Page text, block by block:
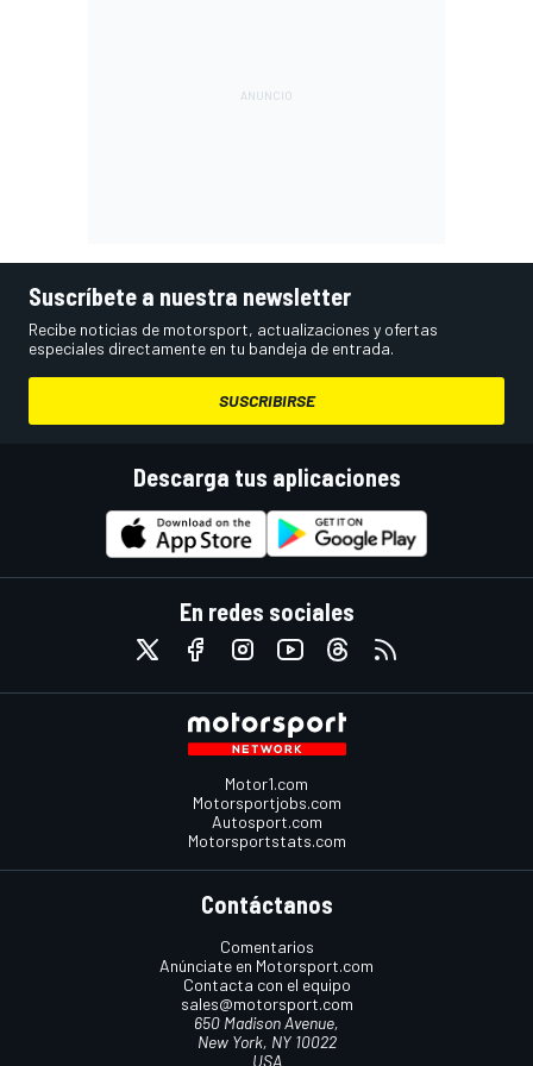
Suscríbete a nuestra newsletter
Recibe noticias de motorsport, actualizaciones y ofertas
especiales directamente en tu bandeja de entrada.
SUSCRIBIRSE
Descarga tus aplicaciones
En redes sociales
Motor1.com
Motorsportjobs.com
Autosport.com
Motorsportstats.com
Contáctanos
Comentarios
Anúnciate en Motorsport.com
Contacta con el equipo
sales@motorsport.com
650 Madison Avenue,
New York, NY 10022
USA